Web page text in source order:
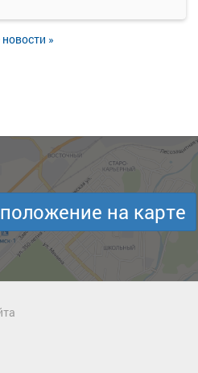
новости »
на карте